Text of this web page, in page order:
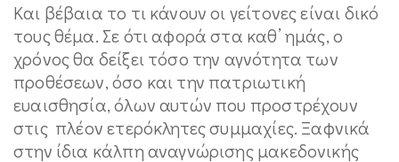
Και βέβαια το τι κάνουν οι γείτονες είναι δικό
τους θέμα. Σε ότι αφορά στα καθ’ ημάς, ο
χρόνος θα δείξει τόσο την αγνότητα των
προθέσεων, όσο και την πατριωτική
ευαισθησία, όλων αυτών που προστρέχουν
στις πλέον ετερόκλητες συμμαχίες. Ξαφνικά
στην ίδια κάλπη αναγνώρισης μακεδονικής